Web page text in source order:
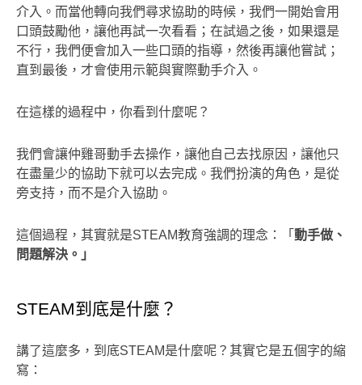
介入。而當他轉向我們尋求協助的時候，我們一開始會用
口頭鼓勵他，讓他再試一次看看；在試過之後，如果還是
不行，我們便會加入一些口頭的指導，然後再讓他嘗試；
直到最後，才會使用示範與實際動手介入。
在這樣的過程中，你看到什麼呢？
我們會讓仲雞哥動手去操作，讓他自己去找原因，讓他只
在盡量少的協助下就可以去完成。我們扮演的角色，是從
旁支持，而不是介入協助。
這個過程，其實就是STEAM教育強調的理念：「 動手做、
問題解決。」
STEAM到底是什麼？
講了這麼多，到底STEAM是什麼呢？其實它是五個字的縮
寫：